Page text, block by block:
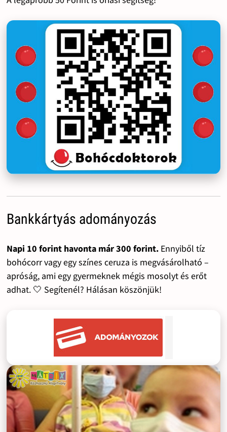
Bankkártyás adományozás
Napi 10 forint havonta már 300 forint.Ennyiből tíz
bohócorr vagy egy színes ceruza is megvásárolható –
apróság, ami egy gyermeknek mégis mosolyt és erőt
adhat. 🤍 Segítenél? Hálásan köszönjük!